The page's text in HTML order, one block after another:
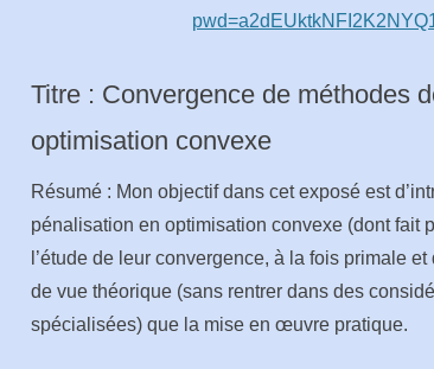
Titre : Convergence de méthodes
optimisation convexe
Résumé : Mon objectif dans cet exposé est
pénalisation en optimisation convexe (dont fait
l’étude de leur convergence, à la fois primale
de vue théorique (sans rentrer dans des
spécialisées) que la mise en œuvre pratique.